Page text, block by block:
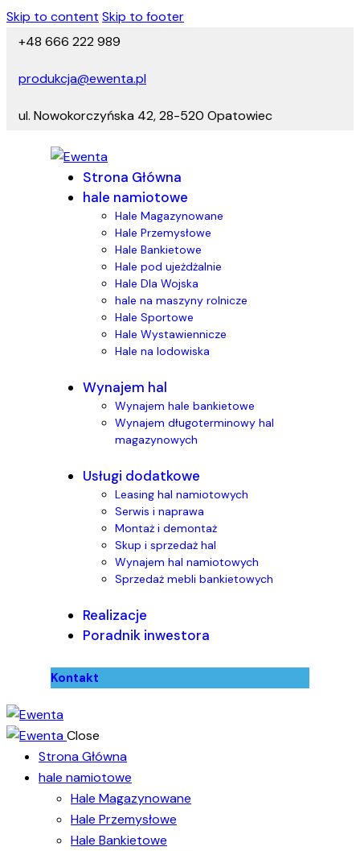
Skip to content Skip to footer
+48 666 222 989
produkcja@ewenta.pl
ul. Nowokorczyńska 42, 28-520 Opatowiec
Strona Główna
hale namiotowe
Hale Magazynowane
Hale Przemysłowe
Hale Bankietowe
Hale pod ujeżdżalnie
Hale Dla Wojska
hale na maszyny rolnicze
Hale Sportowe
Hale Wystawiennicze
Hale na lodowiska
Wynajem hal
Wynajem hale bankietowe
Wynajem długoterminowy hal
magazynowych
Usługi dodatkowe
Leasing hal namiotowych
Serwis i naprawa
Montaż i demontaż
Skup i sprzedaż hal
Wynajem hal namiotowych
Sprzedaż mebli bankietowych
Realizacje
Poradnik inwestora
Kontakt
Close
Strona Główna
hale namiotowe
Hale Magazynowane
Hale Przemysłowe
Hale Bankietowe